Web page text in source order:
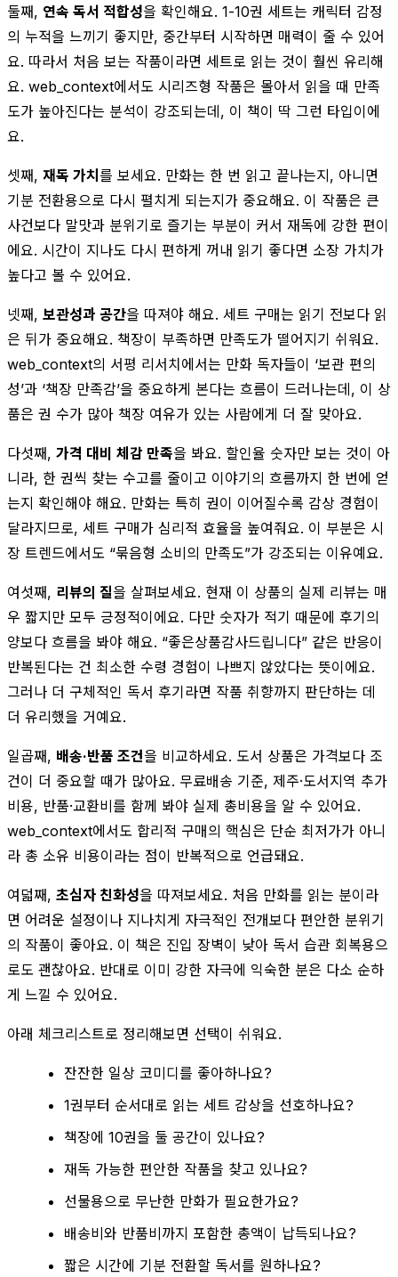
둘째, 연속 독서 적합성을 확인해요. 1-10권 세트는 캐릭터 감정
의 누적을 느끼기 좋지만, 중간부터 시작하면 매력이 줄 수 있어
요. 따라서 처음 보는 작품이라면 세트로 읽는 것이 훨씬 유리해
요. web_context에서도 시리즈형 작품은 몰아서 읽을 때 만족
도가 높아진다는 분석이 강조되는데, 이 책이 딱 그런 타입이에
요.
셋째, 재독 가치를 보세요. 만화는 한 번 읽고 끝나는지, 아니면
기분 전환용으로 다시 펼치게 되는지가 중요해요. 이 작품은 큰
사건보다 말맛과 분위기로 즐기는 부분이 커서 재독에 강한 편이
에요. 시간이 지나도 다시 편하게 꺼내 읽기 좋다면 소장 가치가
높다고 볼 수 있어요.
넷째, 보관성과 공간을 따져야 해요. 세트 구매는 읽기 전보다 읽
은 뒤가 중요해요. 책장이 부족하면 만족도가 떨어지기 쉬워요.
web_context의 서평 리서치에서는 만화 독자들이 ‘보관 편의
성’과 ‘책장 만족감’을 중요하게 본다는 흐름이 드러나는데, 이 상
품은 권 수가 많아 책장 여유가 있는 사람에게 더 잘 맞아요.
다섯째, 가격 대비 체감 만족을 봐요. 할인율 숫자만 보는 것이 아
니라, 한 권씩 찾는 수고를 줄이고 이야기의 흐름까지 한 번에 얻
는지 확인해야 해요. 만화는 특히 권이 이어질수록 감상 경험이
달라지므로, 세트 구매가 심리적 효율을 높여줘요. 이 부분은 시
장 트렌드에서도 “묶음형 소비의 만족도”가 강조되는 이유예요.
여섯째, 리뷰의 질을 살펴보세요. 현재 이 상품의 실제 리뷰는 매
우 짧지만 모두 긍정적이에요. 다만 숫자가 적기 때문에 후기의
양보다 흐름을 봐야 해요. “좋은상품감사드립니다” 같은 반응이
반복된다는 건 최소한 수령 경험이 나쁘지 않았다는 뜻이에요.
그러나 더 구체적인 독서 후기라면 작품 취향까지 판단하는 데
더 유리했을 거예요.
일곱째, 배송·반품 조건을 비교하세요. 도서 상품은 가격보다 조
건이 더 중요할 때가 많아요. 무료배송 기준, 제주·도서지역 추가
비용, 반품·교환비를 함께 봐야 실제 총비용을 알 수 있어요.
web_context에서도 합리적 구매의 핵심은 단순 최저가가 아니
라 총 소유 비용이라는 점이 반복적으로 언급돼요.
여덟째, 초심자 친화성을 따져보세요. 처음 만화를 읽는 분이라
면 어려운 설정이나 지나치게 자극적인 전개보다 편안한 분위기
의 작품이 좋아요. 이 책은 진입 장벽이 낮아 독서 습관 회복용으
로도 괜찮아요. 반대로 이미 강한 자극에 익숙한 분은 다소 순하
게 느낄 수 있어요.
아래 체크리스트로 정리해보면 선택이 쉬워요.
잔잔한 일상 코미디를 좋아하나요?
1권부터 순서대로 읽는 세트 감상을 선호하나요?
책장에 10권을 둘 공간이 있나요?
재독 가능한 편안한 작품을 찾고 있나요?
선물용으로 무난한 만화가 필요한가요?
배송비와 반품비까지 포함한 총액이 납득되나요?
짧은 시간에 기분 전환할 독서를 원하나요?